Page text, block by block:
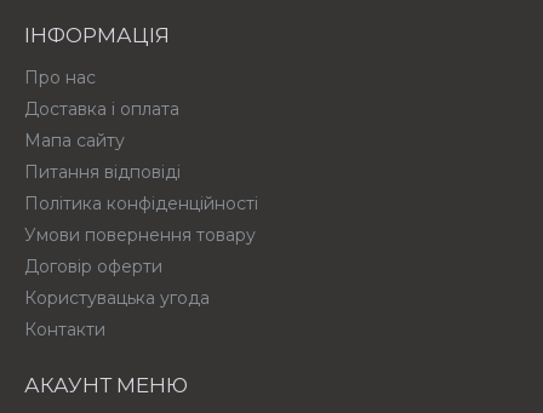
ІНФОРМАЦІЯ
Про нас
Доставка і оплата
Мапа сайту
Питання відповіді
Політика конфіденційності
Умови повернення товару
Договір оферти
Користувацька угода
Контакти
АКАУНТ МЕНЮ